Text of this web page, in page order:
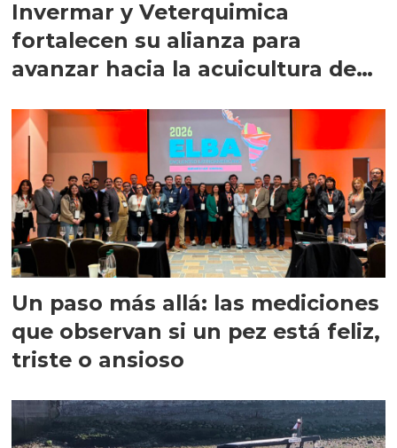
Invermar y Veterquimica
fortalecen su alianza para
avanzar hacia la acuicultura de
Un paso más allá: las mediciones
que observan si un pez está feliz,
triste o ansioso